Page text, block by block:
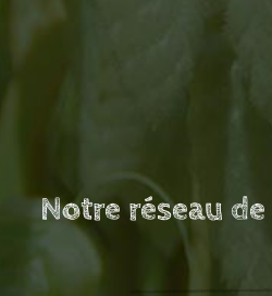
Notre réseau